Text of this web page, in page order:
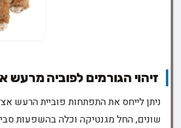
זיהוי הגורמים לפוביה מרעש
ניתן לייחס את התפתחות פוביית הרעש
שונים, החל מגנטיקה וכלה בהשפעות